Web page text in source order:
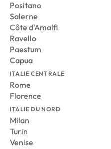
Positano
Salerne
Côte d'Amalfi
Ravello
Paestum
Capua
ITALIE CENTRALE
Rome
Florence
ITALIE DU NORD
Milan
Turin
Venise